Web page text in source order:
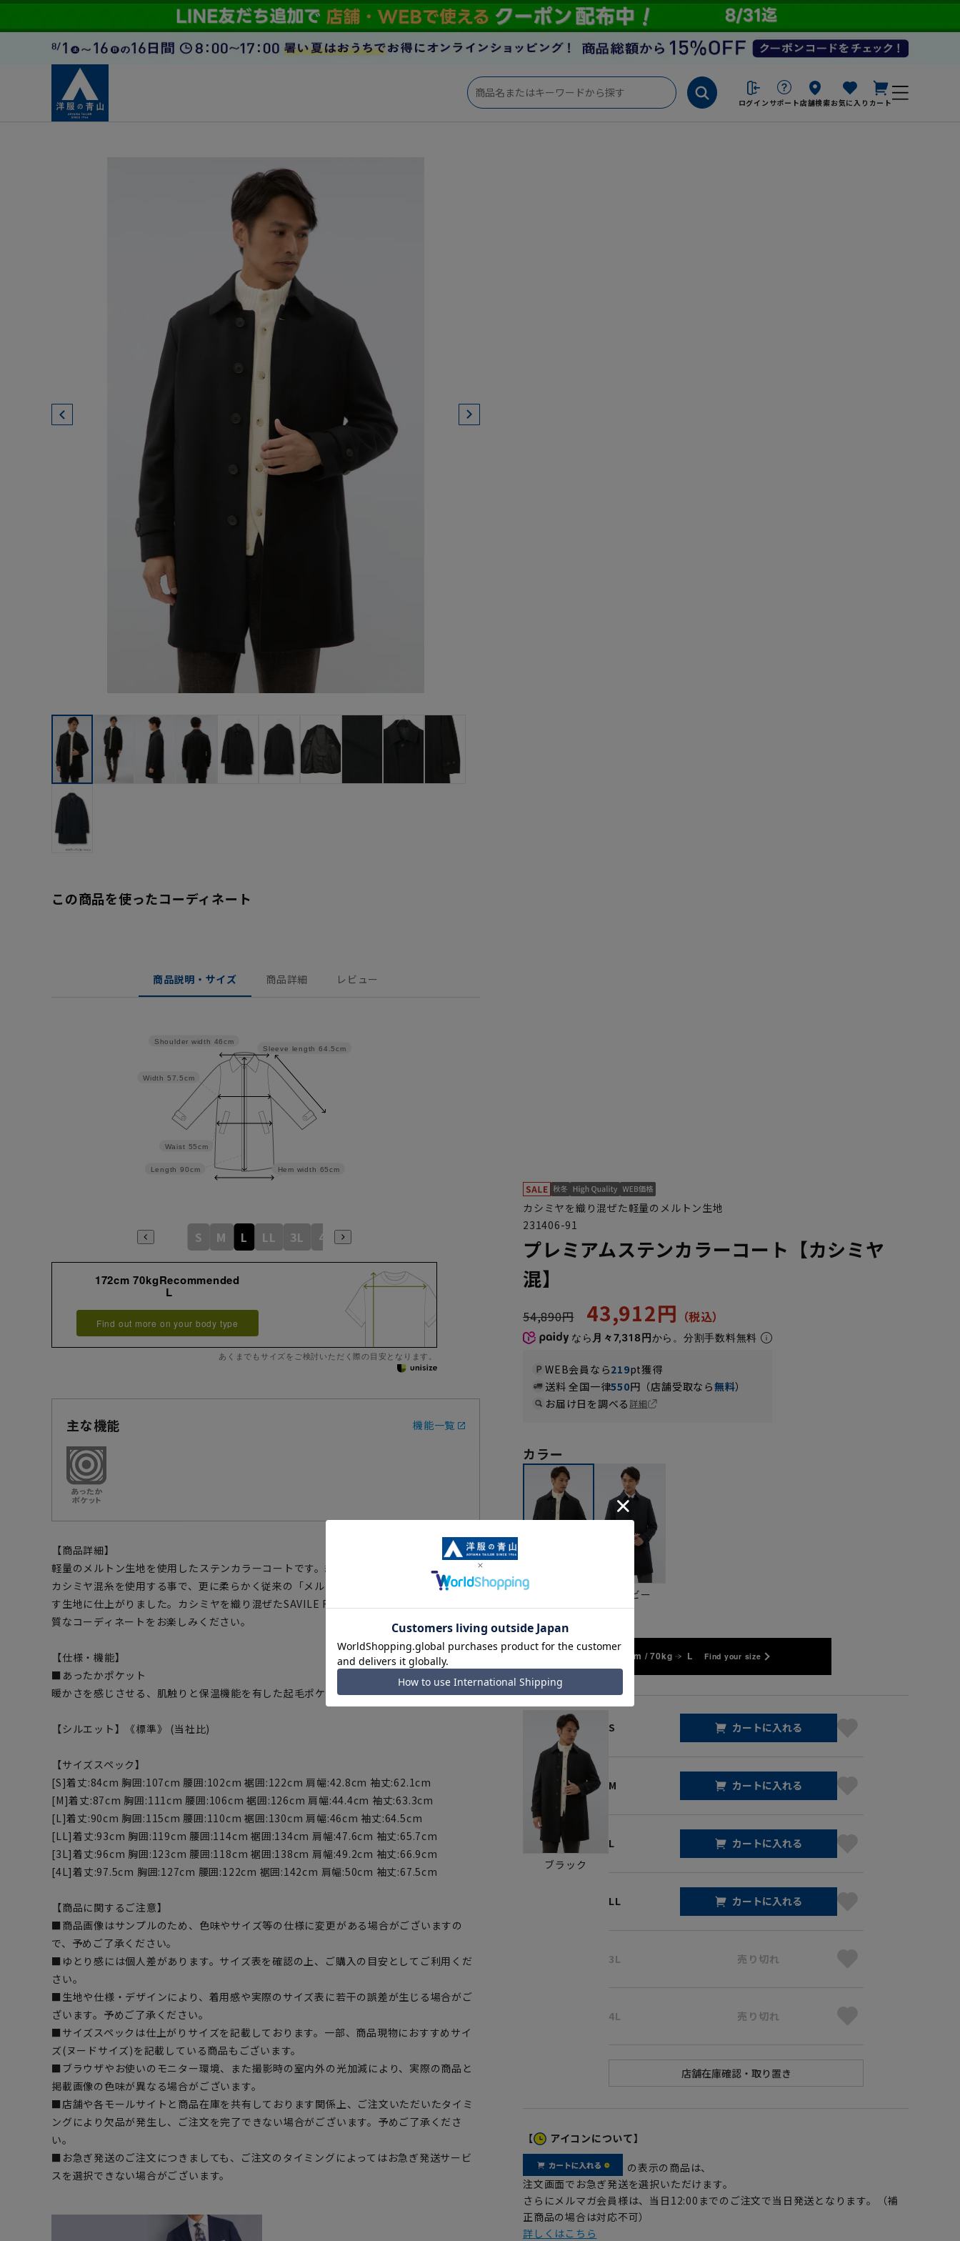
ログイン サポート店舗検索お気に入り カート
この商品を使ったコーディネート
商品説明・サイズ 商品詳細 レビュー
Hem width 65cm
Sleeve length 64.5cm
Length 90cm
Waist 55cm
Width 57.5cm
Shoulder width 46cm
S M L LL 3L 4L
172cm 70kgRecommended
L
Find out more on your body type
あくまでもサイズをご検討いただく際の目安となります。
主な機能 機能一覧
【商品詳細】
軽量のメルトン生地を使用したステンカラーコートです。織組織や密度の工夫やヨコ糸に
カシミヤ混糸を使用する事で、更に柔らかく従来の「メルトン =重たい」のイメージを覆
す生地に仕上がりました。カシミヤを織り混ぜたSAVILE ROWステンカラーコートで、上
質なコーディネートをお楽しみください。
【仕様・機能】
■あったかポケット
暖かさを感じさせる、肌触りと保温機能を有した起毛ポケット。
【シルエット】《標準》 (当社比)
【サイズスペック】
[S]着丈:84cm 胸囲:107cm 腰囲:102cm 裾囲:122cm 肩幅:42.8cm 袖丈:62.1cm
[M]着丈:87cm 胸囲:111cm 腰囲:106cm 裾囲:126cm 肩幅:44.4cm 袖丈:63.3cm
[L]着丈:90cm 胸囲:115cm 腰囲:110cm 裾囲:130cm 肩幅:46cm 袖丈:64.5cm
[LL]着丈:93cm 胸囲:119cm 腰囲:114cm 裾囲:134cm 肩幅:47.6cm 袖丈:65.7cm
[3L]着丈:96cm 胸囲:123cm 腰囲:118cm 裾囲:138cm 肩幅:49.2cm 袖丈:66.9cm
[4L]着丈:97.5cm 胸囲:127cm 腰囲:122cm 裾囲:142cm 肩幅:50cm 袖丈:67.5cm
【商品に関するご注意】
■商品画像はサンプルのため、色味やサイズ等の仕様に変更がある場合がございますの
で、予めご了承ください。
■ゆとり感には個人差があります。サイズ表を確認の上、ご購入の目安としてご利用くだ
さい。
■生地や仕様・デザインにより、着用感や実際のサイズ表に若干の誤差が生じる場合がご
ざいます。予めご了承ください。
■サイズスペックは仕上がりサイズを記載しております。一部、商品現物におすすめサイ
ズ(ヌードサイズ)を記載している商品もございます。
■ブラウザやお使いのモニター環境、また撮影時の室内外の光加減により、実際の商品と
掲載画像の色味が異なる場合がございます。
■店舗や各モールサイトと商品在庫を共有しております関係上、ご注文いただいたタイミ
ングにより欠品が発生し、ご注文を完了できない場合がございます。予めご了承くださ
い。
■お急ぎ発送のご注文につきましても、ご注文のタイミングによってはお急ぎ発送サービ
スを選択できない場合がございます。
カシミヤを織り混ぜた軽量のメルトン生地
231406-91
プレミアムステンカラーコート【カシミヤ
混】
54,890円 43,912円
なら 月々7,318円から。分割手数料無料
WEB会員なら219pt獲得
送料 全国一律550円（店舗受取なら無料）
お届け日を調べる詳細
カラー
ネイビー
172cm / 70kg L Find your size
ブラック
S カートに入れる
M カートに入れる
L カートに入れる
LL カートに入れる
3L 売り切れ
4L 売り切れ
【 アイコンについて】
の表示の商品は、
注文画面でお急ぎ発送を選択いただけます。
さらにメルマガ会員様は、当日12:00までのご注文で当日発送となります。（補
正商品の場合は対応不可）
詳しくはこちら